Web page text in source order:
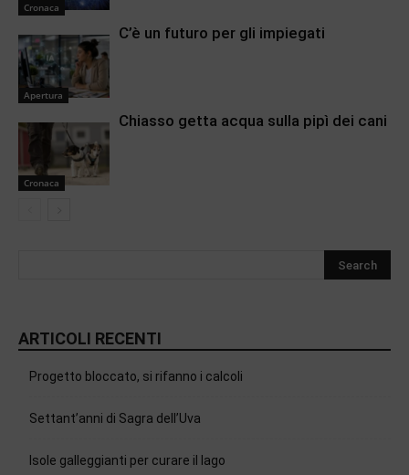
Cronaca
Apertura
C’è un futuro per gli impiegati
Cronaca
Chiasso getta acqua sulla pipì dei cani
ARTICOLI RECENTI
Progetto bloccato, si rifanno i calcoli
Settant’anni di Sagra dell’Uva
Isole galleggianti per curare il lago